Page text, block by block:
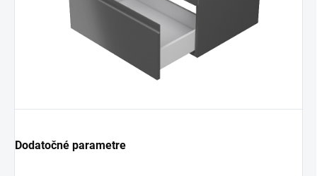
Dodatočné parametre